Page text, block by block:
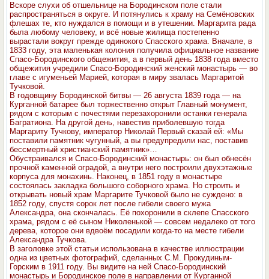
Вскоре слухи об отшельнице на Бородинском поле стали
распространяться в округе. И потянулись к храму на Семёновских
флешах те, кто нуждался в помощи и в утешении. Маргарита рада
была любому человеку, и всё новые жилища постепенно
вырастали вокруг прежде одинокого Спасского храма. Вначале, в
1833 году, эта маленькая колония получила официальное название
Спасо-Бородинского общежития, а в первый день 1838 года вместо
общежития учредили Спасо-Бородинский женский монастырь — во
главе с игуменьей Марией, которая в миру звалась Маргаритой
Тучковой.
В годовщину Бородинской битвы — 26 августа 1839 года — на
Курганной батарее был торжественно открыт Главный монумент,
рядом с которым с почестями перезахоронили останки генерала
Багратиона. На другой день, навестив приболевшую тогда
Маргариту Тучкову, император Николай Первый сказай ей: «Мы
поставили памятник чугунный, а вы предупредили нас, поставив
бессмертный христианский памятник»…
Обустраивался и Спасо-Бородинский монастырь: он был обнесён
прочной каменной оградой, а внутри него построили двухэтажные
корпуса для монахинь. Наконец, в 1851 году в монастыре
состоялась закладка большого соборного храма. Но строить и
открывать новый храм Маргарите Тучковой было не суждено: в
1852 году, спустя сорок лет после гибели своего мужа
Александра, она скончалась. Её похоронили в склепе Спасского
храма, рядом с её сыном Николенькой — совсем недалеко от того
дерева, которое они вдвоём посадили когда-то на месте гибели
Александра Тучкова.
В заголовке этой статьи использована в качестве иллюстрации
одна из цветных фотографий, сделанных С.М. Прокудиным-
Горским в 1911 году. Вы видите на ней Спасо-Бородинский
монастырь и Бородинское поле в направлении от Курганной